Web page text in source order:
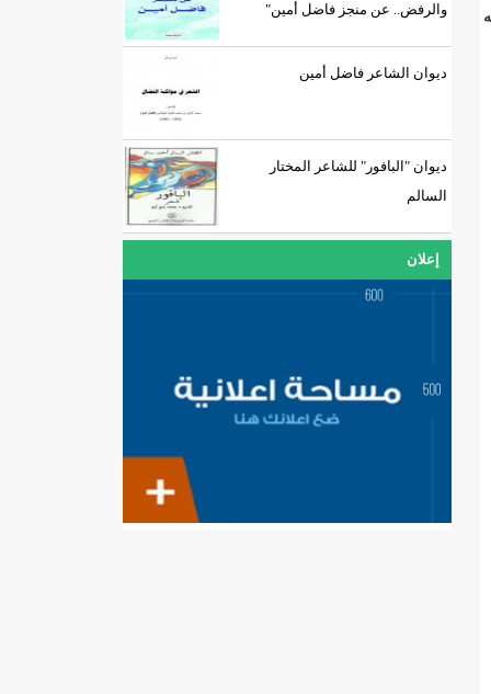
والرفض.. عن منجز فاضل أمين"
ديوان الشاعر فاضل أمين
ديوان "البافور" للشاعر المختار
السالم
إعلان